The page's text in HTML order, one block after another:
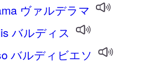
ヴァルデラマ
バルディス
バルディビエソ